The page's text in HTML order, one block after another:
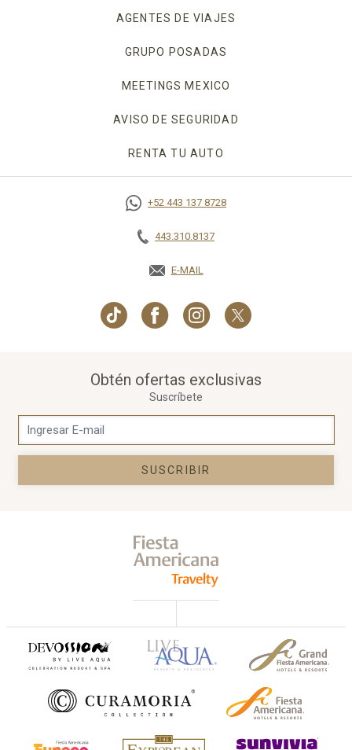
AGENTES DE VIAJES
GRUPO POSADAS
MEETINGS MEXICO
AVISO DE SEGURIDAD
RENTA TU AUTO
+52 443 137 8728
443.310.8137
E-MAIL
Obtén ofertas exclusivas
Suscríbete
SUSCRIBIR